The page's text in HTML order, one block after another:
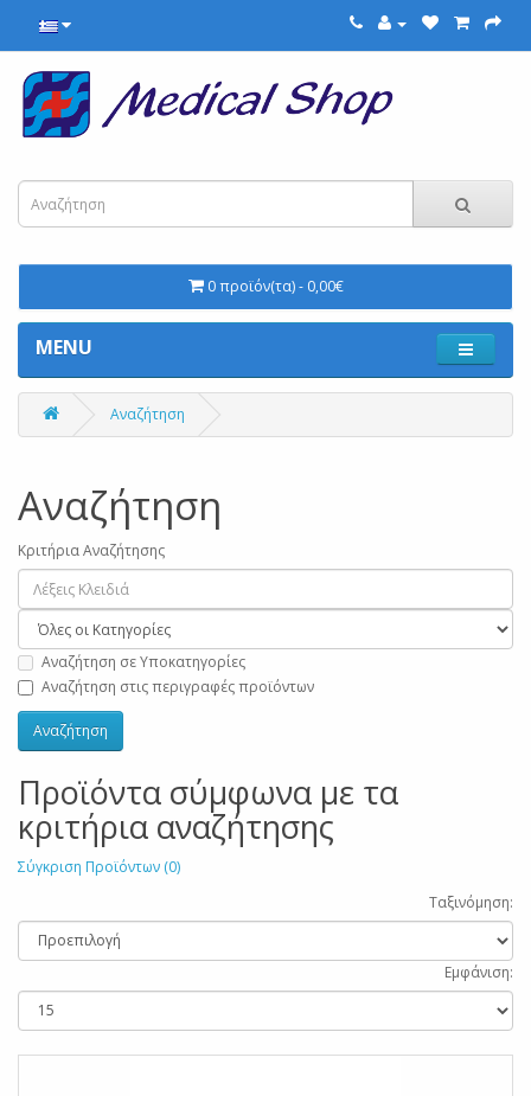
0 προϊόν(τα) - 0,00€
MENU
Αναζήτηση
Αναζήτηση
Κριτήρια Αναζήτησης
Αναζήτηση σε Υποκατηγορίες
Αναζήτηση στις περιγραφές προϊόντων
Προϊόντα σύμφωνα με τα
κριτήρια αναζήτησης
Σύγκριση Προϊόντων (0)
Ταξινόμηση:
Εμφάνιση: